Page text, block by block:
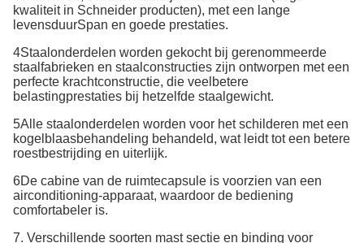
kwaliteit in Schneider producten), met een lange
levensduurSpan en goede prestaties.
4Staalonderdelen worden gekocht bij gerenommeerde
staalfabrieken en staalconstructies zijn ontworpen met een
perfecte krachtconstructie, die veel betere
belastingprestaties bij hetzelfde staalgewicht.
5Alle staalonderdelen worden voor het schilderen met een
kogelblaasbehandeling behandeld, wat leidt tot een betere
roestbestrijding en uiterlijk.
6De cabine van de ruimtecapsule is voorzien van een
airconditioning-apparaat, waardoor de bediening
comfortabeler is.
7. Verschillende soorten mast sectie en binding voor